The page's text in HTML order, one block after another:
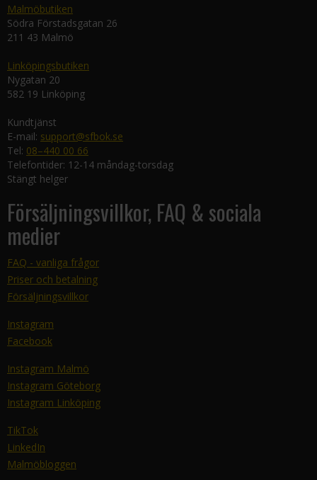
Malmöbutiken
Södra Förstadsgatan 26
211 43 Malmö
Linköpingsbutiken
Nygatan 20
582 19 Linköping
Kundtjänst
E-mail: support@sfbok.se
Tel: 08–440 00 66
Telefontider: 12-14 måndag-torsdag
Stängt helger
Försäljningsvillkor, FAQ & sociala
medier
FAQ - vanliga frågor
Priser och betalning
Försäljningsvillkor
Instagram
Facebook
Instagram Malmö
Instagram Göteborg
Instagram Linköping
TikTok
LinkedIn
Malmöbloggen